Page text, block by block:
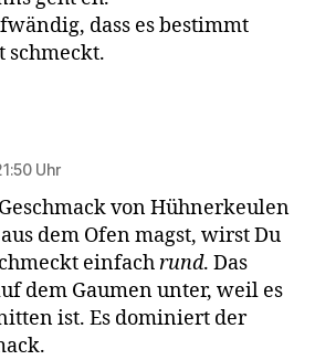
dass es bestimmt
schmeckt.
Uhr
von Hühnerkeulen
dem Ofen magst, wirst Du
einfachrund. Das
dem Gaumen unter, weil es
ist. Es dominiert der